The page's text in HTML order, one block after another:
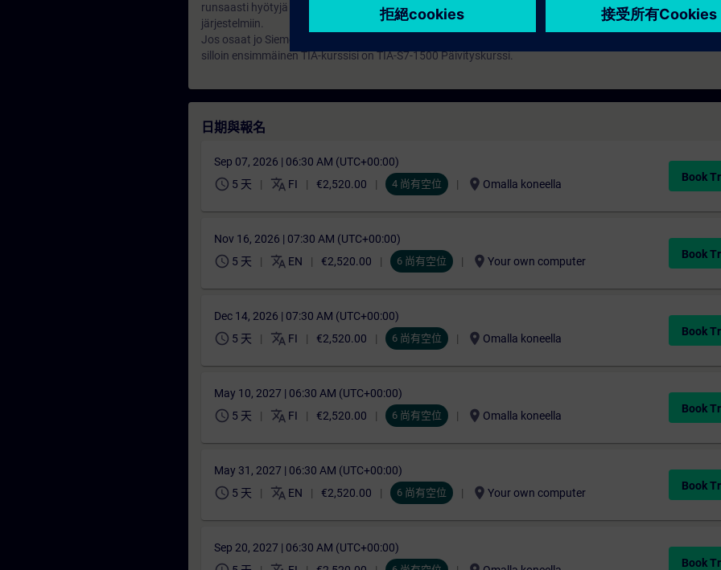
runsaasti hyötyjä ja sisältöä, vaikka ohjelmointi sinänsä olisi tuttua ja tarkoitus on nyt vain erikoistua
järjestelmiin.
Jos osaat jo Siemens S7-Manager ohjelman käytön sekä 300/400 logiikoiden rakenteen hyvin, tämä ei ole
silloin ensimmäinen TIA-kurssisi on TIA-S7-1500 Päivityskurssi.
日期與報名
Sep 07, 2026 | 06:30 AM (UTC+00:00)
schedule 5 天 translate FI €2,520.00 4 尚有空位 location_on Omalla koneella
Book
Nov 16, 2026 | 07:30 AM (UTC+00:00)
schedule 5 天 translate EN €2,520.00 6 尚有空位 location_on Your own computer
Book
Dec 14, 2026 | 07:30 AM (UTC+00:00)
schedule 5 天 translate FI €2,520.00 6 尚有空位 location_on Omalla koneella
Book
May 10, 2027 | 06:30 AM (UTC+00:00)
schedule 5 天 translate FI €2,520.00 6 尚有空位 location_on Omalla koneella
Book
May 31, 2027 | 06:30 AM (UTC+00:00)
schedule 5 天 translate EN €2,520.00 6 尚有空位 location_on Your own computer
Book
Sep 20, 2027 | 06:30 AM (UTC+00:00)
Book